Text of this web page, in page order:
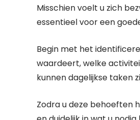
Misschien voelt u zich
essentieel voor een
Begin met het
waardeert, welke
kunnen dagelijkse taken
Zodra u deze behoeften